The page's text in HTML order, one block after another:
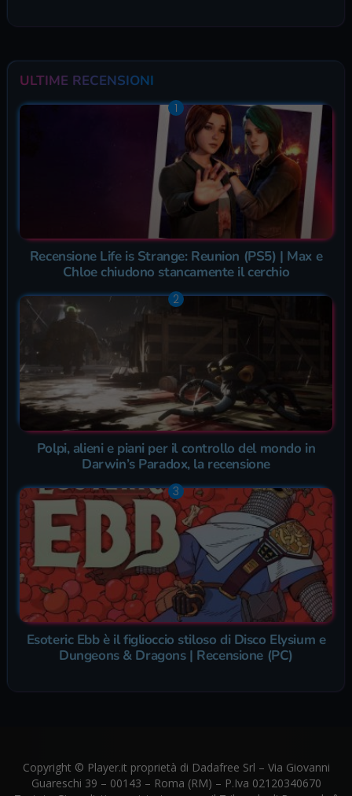
ULTIME RECENSIONI
Recensione Life is Strange: Reunion (PS5) | Max e
Chloe chiudono stancamente il cerchio
Polpi, alieni e piani per il controllo del mondo in
Darwin’s Paradox, la recensione
Esoteric Ebb è il figlioccio stiloso di Disco Elysium e
Dungeons & Dragons | Recensione (PC)
Copyright © Player.it proprietà di Dadafree Srl – Via Giovanni
Guareschi 39 – 00143 – Roma (RM) – P.Iva 02120340670